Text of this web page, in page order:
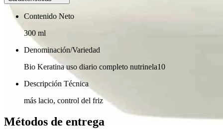
Contenido Neto
300 ml
Denominación/Variedad
Bio Keratina uso diario completo nutrinela10
Descripción Técnica
más lacio, control del friz
Métodos de entrega